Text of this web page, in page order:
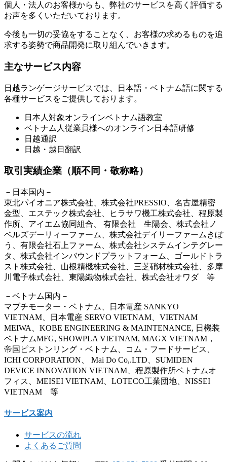
個人・法人のお客様からも、弊社のサービスを高く評価する
お声を多くいただいております。
今後も一切の妥協をすることなく、お客様の求めるものを追
求する姿勢で商品開発に取り組んでいきます。
主なサービス内容
日越ランゲージサービスでは、日本語・ベトナム語に関する
各種サービスをご提供しております。
日本人対象オンラインベトナム語教室
ベトナム人従業員様へのオンライン日本語研修
日越通訳
日越・越日翻訳
取引実績企業（順不同・敬称略）
－日本国内－
東北パイオニア株式会社、株式会社PRESSIO、名古屋精密
金型、エステック株式会社、ヒラサワ機工株式会社、程原製
作所、アイエム協同組合、 有限会社 生陽会、株式会社ノ
ベルズデーリィーファーム、株式会社デイリーファームきぼ
う、有限会社石上ファーム、株式会社システムインテグレー
タ、株式会社インバウンドプラットフォーム、ゴールドトラ
スト株式会社、山根精機株式会社、三芝硝材株式会社、多摩
川電子株式会社、東陽織物株式会社、株式会社オワダ 等
－ベトナム国内－
マブチモーター・ベトナム、日本電産 SANKYO
VIETNAM、日本電産 SERVO VIETNAM、VIETNAM
MEIWA、KOBE ENGINEERING & MAINTENANCE, 日機装
ベトナムMFG, SHOWPLA VIETNAM, MAGX VIETNAM，
帝国ピストンリング・ベトナム、コム・フードサービス、
ICHI CORPORATION、 Mai Do Co,.LTD、SUMIDEN
DEVICE INNOVATION VIETNAM、程原製作所ベトナムオ
フィス、MEISEI VIETNAM、LOTECO工業団地、NISSEI
VIETNAM 等
サービス案内
サービスの流れ
よくあるご質問